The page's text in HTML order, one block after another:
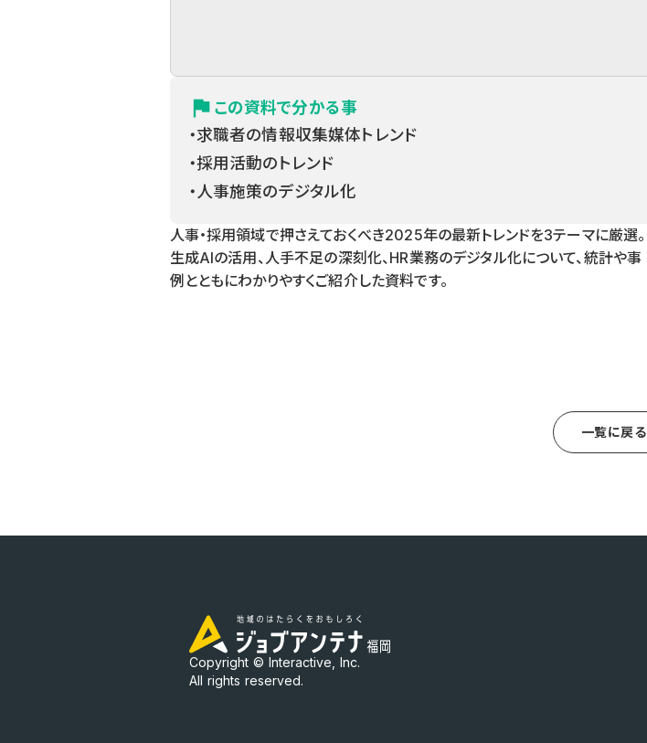
flag この資料で分かる事
・求職者の情報収集媒体トレンド
・採用活動のトレンド
・人事施策のデジタル化
人事・採用領域で押さえておくべき2025年の最新トレンドを3テーマに厳選。
生成AIの活用、人手不足の深刻化、HR業務のデジタル化について、統計や事
例とともにわかりやすくご紹介した資料です。
一覧に戻る
Copyright © Interactive, Inc.
All rights reserved.